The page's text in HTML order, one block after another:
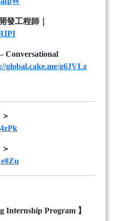
發工程師｜
Conversational
global.cake.me/g6JVLz
Internship Program 】